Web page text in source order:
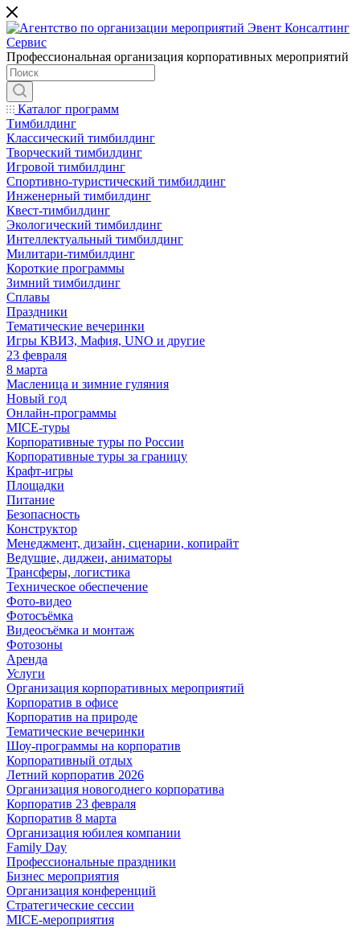
Профессиональная организация корпоративных мероприятий
Каталог программ
Тимбилдинг
Классический тимбилдинг
Творческий тимбилдинг
Игровой тимбилдинг
Спортивно-туристический тимбилдинг
Инженерный тимбилдинг
Квест-тимбилдинг
Экологический тимбилдинг
Интеллектуальный тимбилдинг
Милитари-тимбилдинг
Короткие программы
Зимний тимбилдинг
Сплавы
Праздники
Тематические вечеринки
Игры КВИЗ, Мафия, UNO и другие
23 февраля
8 марта
Масленица и зимние гуляния
Новый год
Онлайн-программы
MICE‑туры
Корпоративные туры по России
Корпоративные туры за границу
Крафт-игры
Площадки
Питание
Безопасность
Конструктор
Менеджмент, дизайн, сценарии, копирайт
Ведущие, диджеи, аниматоры
Трансферы, логистика
Техническое обеспечение
Фото-видео
Фотосъёмка
Видеосъёмка и монтаж
Фотозоны
Аренда
Услуги
Организация корпоративных мероприятий
Корпоратив в офисе
Корпоратив на природе
Тематические вечеринки
Шоу-программы на корпоратив
Корпоративный отдых
Летний корпоратив 2026
Организация новогоднего корпоратива
Корпоратив 23 февраля
Корпоратив 8 марта
Организация юбилея компании
Family Day
Профессиональные праздники
Бизнес мероприятия
Организация конференций
Стратегические сессии
MICE-мероприятия